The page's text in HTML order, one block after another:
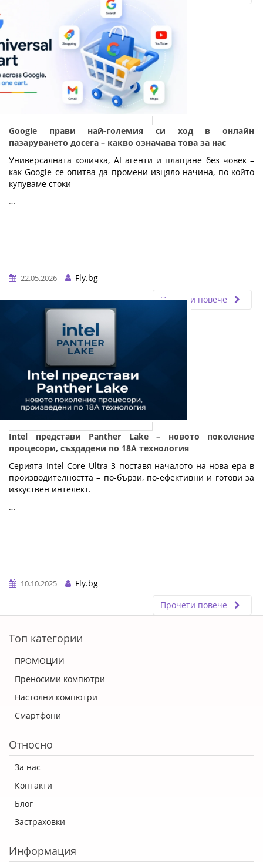
Google прави най-големия си ход в онлайн
пазаруването досега – какво означава това за нас
Универсалната количка, AI агенти и плащане без човек –
как Google се опитва да промени изцяло начина, по който
купуваме стоки
…
22.05.2026
Fly.bg
Прочети повече
Intel представи Panther Lake – новото поколение
процесори, създадени по 18A технология
Серията Intel Core Ultra 3 поставя началото на нова ера в
производителността – по-бързи, по-ефективни и готови за
изкуствен интелект.
…
10.10.2025
Fly.bg
Прочети повече
Топ категории
ПРОМОЦИИ
Преносими компютри
Настолни компютри
Смартфони
Относно
За нас
Контакти
Блог
Застраховки
Информация